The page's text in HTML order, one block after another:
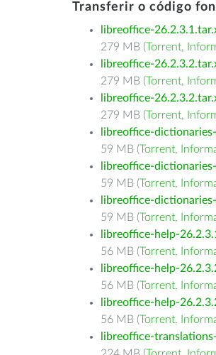
Transferir o código
libreoffice-
279 MB (Torrent,
libreoffice-
279 MB (Torrent,
libreoffice-
279 MB (Torrent,
libreoffice-
59 MB (Torrent,
libreoffice-
59 MB (Torrent,
libreoffice-
59 MB (Torrent,
libreoffice-help-
56 MB (Torrent,
libreoffice-help-
56 MB (Torrent,
libreoffice-help-
56 MB (Torrent,
libreoffice-